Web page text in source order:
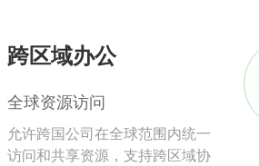
跨区域办公
全球资源访问
允许跨国公司在全球范围内统一
访问和共享资源，支持跨区域协